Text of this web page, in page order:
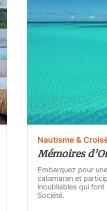
Nautisme &
Mémoires
Embarquez pour
catamaran et
inoubliables qui font
Société.